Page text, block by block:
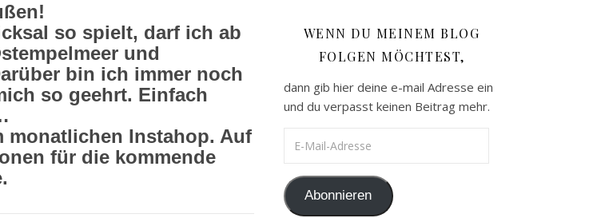
so spielt, darf ich ab
und
bin ich immer noch
so geehrt. Einfach
monatlichen Instahop. Auf
für die kommende
WENN DU MEINEM BLOG
FOLGEN MÖCHTEST,
dann gib hier deine e-mail Adresse ein
und du verpasst keinen Beitrag mehr.
Abonnieren